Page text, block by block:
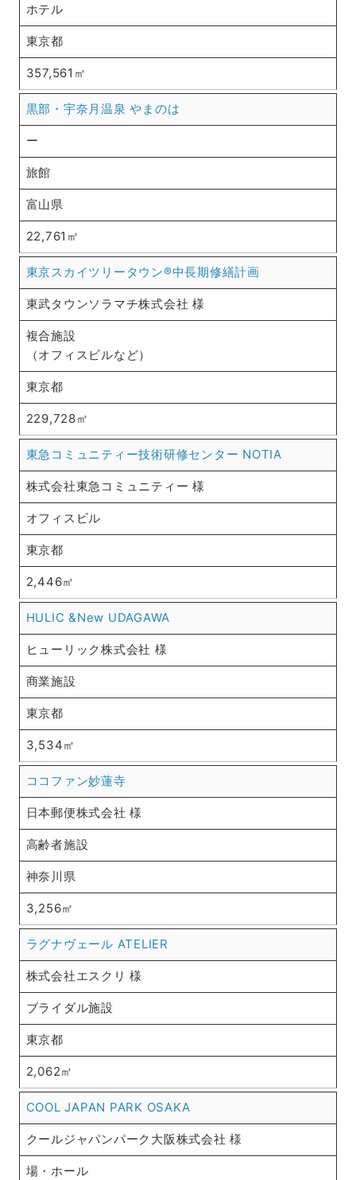
ホテル
東京都
357,561㎡
黒部・宇奈月温泉 やまのは
ー
旅館
富山県
22,761㎡
東京スカイツリータウン®中長期修繕計画
東武タウンソラマチ株式会社 様
複合施設
（オフィスビルなど）
東京都
229,728㎡
東急コミュニティー技術研修センター NOTIA
株式会社東急コミュニティー 様
オフィスビル
東京都
2,446㎡
HULIC &New UDAGAWA
ヒューリック株式会社 様
商業施設
東京都
3,534㎡
ココファン妙蓮寺
日本郵便株式会社 様
高齢者施設
神奈川県
3,256㎡
ラグナヴェール ATELIER
株式会社エスクリ 様
ブライダル施設
東京都
2,062㎡
COOL JAPAN PARK OSAKA
クールジャパンパーク大阪株式会社 様
場・ホール